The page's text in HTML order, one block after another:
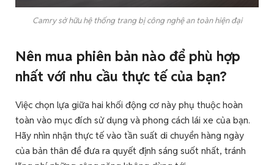
Camry sở hữu hệ thống trang bị công nghệ an toàn hiện đại
Nên mua phiên bản nào để phù hợp
nhất với nhu cầu thực tế của bạn?
Việc chọn lựa giữa hai khối động cơ này phụ thuộc hoàn
toàn vào mục đích sử dụng và phong cách lái xe của bạn.
Hãy nhìn nhận thực tế vào tần suất di chuyển hàng ngày
của bản thân để đưa ra quyết định sáng suốt nhất, tránh